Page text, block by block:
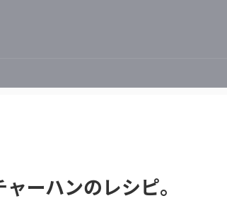
ーハンのレシピ。